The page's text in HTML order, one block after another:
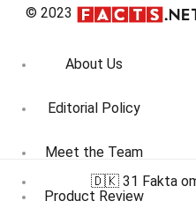
© 2023
About Us
Editorial Policy
Meet the Team
Product Review
🇩🇰 31 Fakta